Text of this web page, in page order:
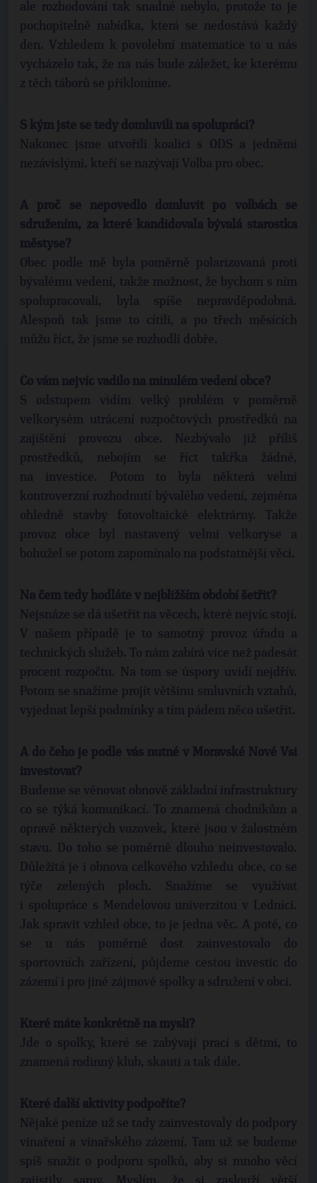
ale rozhodování tak snadné nebylo, protože to je
pochopitelně nabídka, která se nedostává každý
den. Vzhledem k povolební matematice to u nás
vycházelo tak, že na nás bude záležet, ke kterému
z těch táborů se přikloníme.
S kým jste se tedy domluvili na spolupráci?
Nakonec jsme utvořili koalici s ODS a jedněmi
nezávislými, kteří se nazývají Volba pro obec.
A proč se nepovedlo domluvit po volbách se
sdružením, za které kandidovala bývalá starostka
městyse?
Obec podle mě byla poměrně polarizovaná proti
bývalému vedení, takže možnost, že bychom s ním
spolupracovali, byla spíše nepravděpodobná.
Alespoň tak jsme to cítili, a po třech měsících
můžu říct, že jsme se rozhodli dobře.
Co vám nejvíc vadilo na minulém vedení obce?
S odstupem vidím velký problém v poměrně
velkorysém utrácení rozpočtových prostředků na
zajištění provozu obce. Nezbývalo již příliš
prostředků, nebojím se říct takřka žádné,
na investice. Potom to byla některá velmi
kontroverzní rozhodnutí bývalého vedení, zejména
ohledně stavby fotovoltaické elektrárny. Takže
provoz obce byl nastavený velmi velkoryse a
bohužel se potom zapomínalo na podstatnější věci.
Na čem tedy hodláte v nejbližším období šetřit?
Nejsnáze se dá ušetřit na věcech, které nejvíc stojí.
V našem případě je to samotný provoz úřadu a
technických služeb. To nám zabírá více než padesát
procent rozpočtu. Na tom se úspory uvidí nejdřív.
Potom se snažíme projít většinu smluvních vztahů,
vyjednat lepší podmínky a tím pádem něco ušetřit.
A do čeho je podle vás nutné v Moravské Nové Vsi
investovat?
Budeme se věnovat obnově základní infrastruktury
co se týká komunikací. To znamená chodníkům a
opravě některých vozovek, které jsou v žalostném
stavu. Do toho se poměrně dlouho neinvestovalo.
Důležitá je i obnova celkového vzhledu obce, co se
týče zelených ploch. Snažíme se využívat
i spolupráce s Mendelovou univerzitou v Lednici.
Jak spravit vzhled obce, to je jedna věc. A poté, co
se u nás poměrně dost zainvestovalo do
sportovních zařízení, půjdeme cestou investic do
zázemí i pro jiné zájmové spolky a sdružení v obci.
Které máte konkrétně na mysli?
Jde o spolky, které se zabývají prací s dětmi, to
znamená rodinný klub, skauti a tak dále.
Které další aktivity podpoříte?
Nějaké peníze už se tady zainvestovaly do podpory
vinaření a vinařského zázemí. Tam už se budeme
spíš snažit o podporu spolků, aby si mnoho věcí